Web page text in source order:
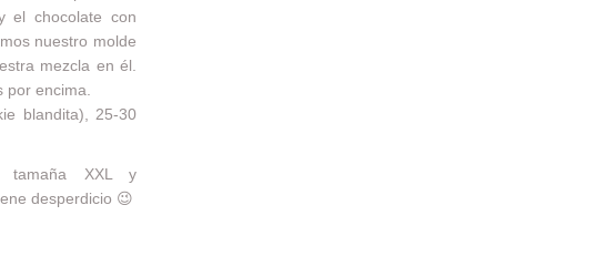
el chocolate con
nuestro molde
mezcla en él.
encima.
blandita), 25-30
tamaña XXL y
desperdicio 😉